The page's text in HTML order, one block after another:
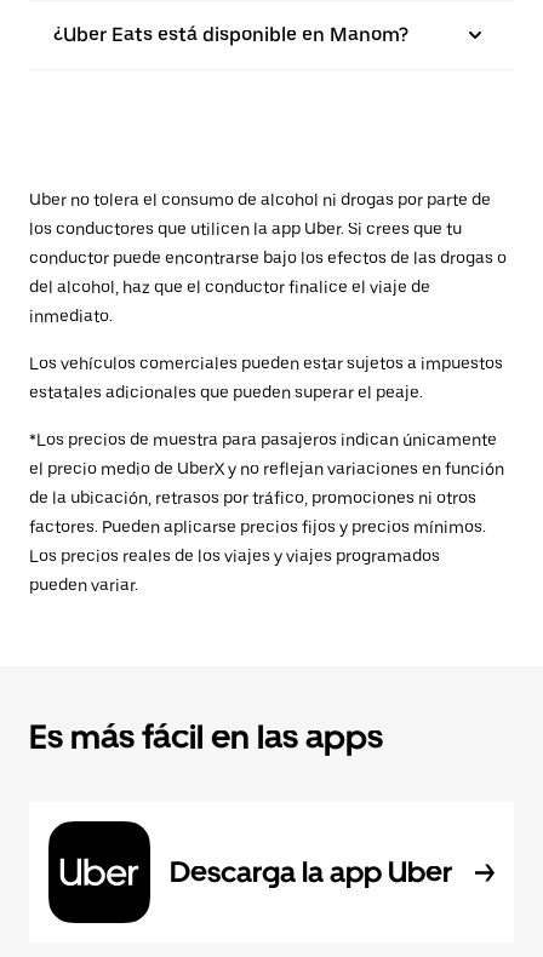
¿Uber Eats está disponible en Manom?
Uber no tolera el consumo de alcohol ni drogas por parte de
los conductores que utilicen la app Uber. Si crees que tu
conductor puede encontrarse bajo los efectos de las drogas o
del alcohol, haz que el conductor finalice el viaje de
inmediato.
Los vehículos comerciales pueden estar sujetos a impuestos
estatales adicionales que pueden superar el peaje.
*Los precios de muestra para pasajeros indican únicamente
el precio medio de UberX y no reflejan variaciones en función
de la ubicación, retrasos por tráfico, promociones ni otros
factores. Pueden aplicarse precios fijos y precios mínimos.
Los precios reales de los viajes y viajes programados
pueden variar.
Es más fácil en las apps
Descarga la app Uber